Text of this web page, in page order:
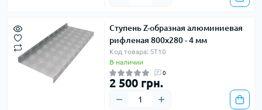
Ступень Z-образная алюминиевая
рифленая 800х280 - 4 мм
Код товара: ST10
В наличии
0
2 500 грн.